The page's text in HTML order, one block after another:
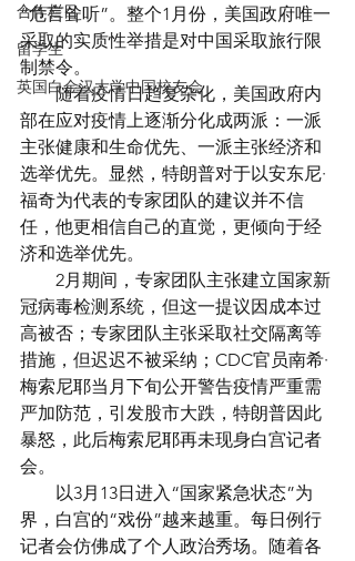
合作栏目
留学生
英国白金汉大学中国校友会
“危言耸听”。整个1月份，美国政府唯一
采取的实质性举措是对中国采取旅行限
制禁令。
随着疫情日趋复杂化，美国政府内
部在应对疫情上逐渐分化成两派：一派
主张健康和生命优先、一派主张经济和
选举优先。显然，特朗普对于以安东尼·
福奇为代表的专家团队的建议并不信
任，他更相信自己的直觉，更倾向于经
济和选举优先。
2月期间，专家团队主张建立国家新
冠病毒检测系统，但这一提议因成本过
高被否；专家团队主张采取社交隔离等
措施，但迟迟不被采纳；CDC官员南希·
梅索尼耶当月下旬公开警告疫情严重需
严加防范，引发股市大跌，特朗普因此
暴怒，此后梅索尼耶再未现身白宫记者
会。
以3月13日进入“国家紧急状态”为
界，白宫的“戏份”越来越重。每日例行
记者会仿佛成了个人政治秀场。随着各